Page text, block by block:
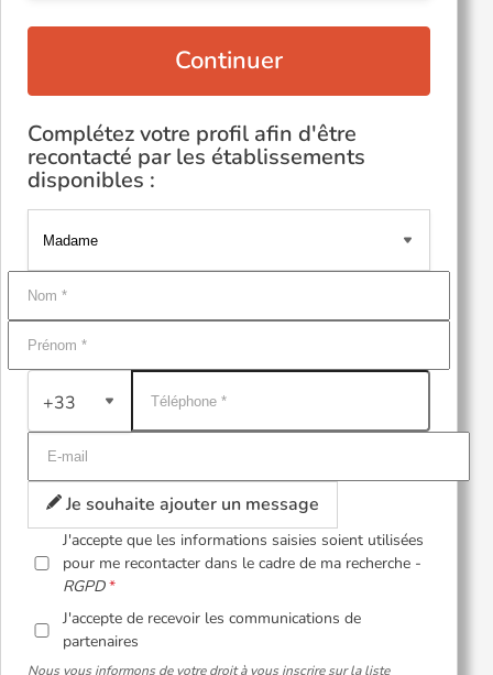
Continuer
Complétez votre profil afin d'être
recontacté par les établissements
disponibles :
+33
Je souhaite ajouter un message
J'accepte que les informations saisies soient utilisées
pour me recontacter dans le cadre de ma recherche -
RGPD
J'accepte de recevoir les communications de
partenaires
Nous vous informons de votre droit à vous inscrire sur la liste